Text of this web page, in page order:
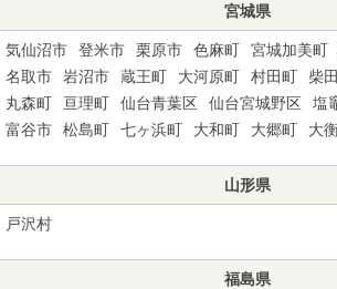
宮城県
気仙沼市 登米市 栗原市 色麻町 宮城加美町
名取市
岩沼市 蔵王町 大河原町 村田町 柴
丸森町
亘理町 仙台青葉区 仙台宮城野区 塩
富谷市
松島町 七ヶ浜町 大和町 大郷町 大
山形県
戸沢村
福島県